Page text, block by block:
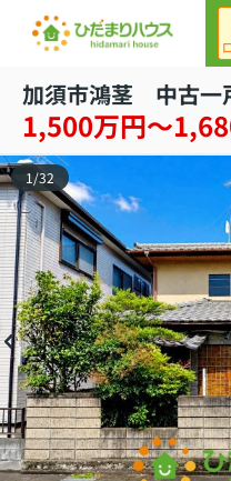
加須市鴻茎 中古一
1,500万円～
1/32